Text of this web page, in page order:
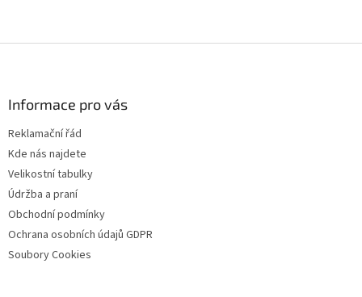
Informace pro vás
Reklamační řád
Kde nás najdete
Velikostní tabulky
Údržba a praní
Obchodní podmínky
Ochrana osobních údajů GDPR
Soubory Cookies